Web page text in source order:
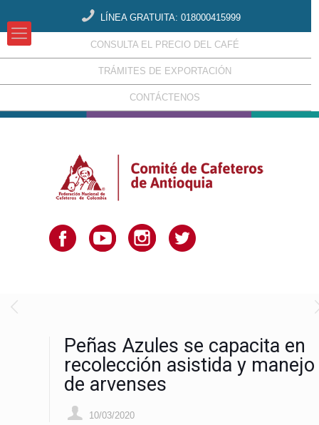
LÍNEA GRATUITA: 018000415999
CONSULTA EL PRECIO DEL CAFÉ
TRÁMITES DE EXPORTACIÓN
CONTÁCTENOS
Peñas Azules se capacita en
recolección asistida y manejo
de arvenses
10/03/2020